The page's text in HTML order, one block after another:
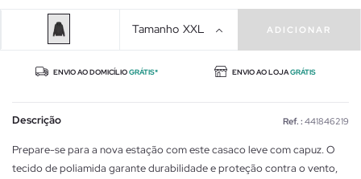
Tamanho XXL ADICIONAR
ENVIO AO DOMICÍLIOGRÁTIS* ENVIO AO LOJAGRÁTIS
Descrição Ref. : 441846219
Prepare-se para a nova estação com este casaco leve com capuz. O
tecido de poliamida garante durabilidade e proteção contra o vento,